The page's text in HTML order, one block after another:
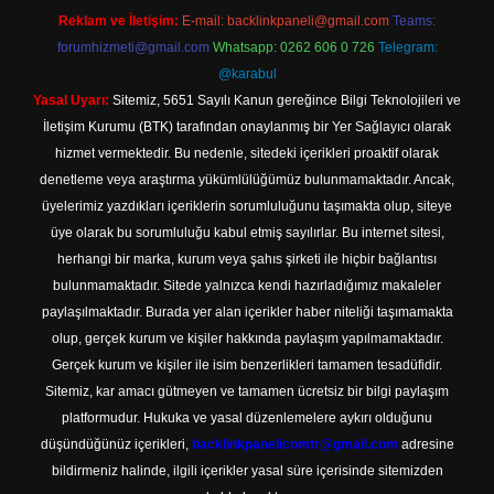
Reklam ve İletişim: E-mail: backlinkpaneli@gmail.com Teams:
forumhizmeti@gmail.com Whatsapp: 0262 606 0 726 Telegram:
@karabul
Yasal Uyarı: Sitemiz, 5651 Sayılı Kanun gereğince Bilgi Teknolojileri ve
İletişim Kurumu (BTK) tarafından onaylanmış bir Yer Sağlayıcı olarak
hizmet vermektedir. Bu nedenle, sitedeki içerikleri proaktif olarak
denetleme veya araştırma yükümlülüğümüz bulunmamaktadır. Ancak,
üyelerimiz yazdıkları içeriklerin sorumluluğunu taşımakta olup, siteye
üye olarak bu sorumluluğu kabul etmiş sayılırlar. Bu internet sitesi,
herhangi bir marka, kurum veya şahıs şirketi ile hiçbir bağlantısı
bulunmamaktadır. Sitede yalnızca kendi hazırladığımız makaleler
paylaşılmaktadır. Burada yer alan içerikler haber niteliği taşımamakta
olup, gerçek kurum ve kişiler hakkında paylaşım yapılmamaktadır.
Gerçek kurum ve kişiler ile isim benzerlikleri tamamen tesadüfidir.
Sitemiz, kar amacı gütmeyen ve tamamen ücretsiz bir bilgi paylaşım
platformudur. Hukuka ve yasal düzenlemelere aykırı olduğunu
düşündüğünüz içerikleri, backlinkpanelicomtr@gmail.com adresine
bildirmeniz halinde, ilgili içerikler yasal süre içerisinde sitemizden